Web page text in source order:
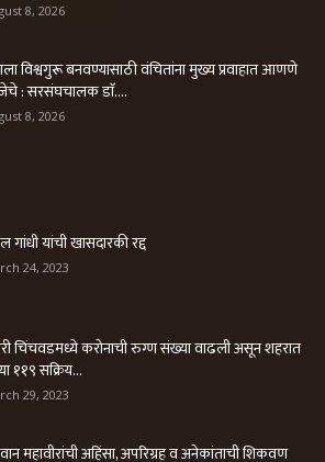
8, 2026
विश्वगुरू बनवण्यासाठी वंचितांना मुख्य प्रवाहात आणणे
: सरसंघचालक डाॅ....
8, 2026
गांधी यांची खासदारकी रद्द
24, 2023
चिंचवडमध्ये करोनाची रुग्ण संख्या वाढली असून शहरात
११९ सक्रिय...
29, 2023
महावीरांची अहिंसा, अपरिग्रह व अनेकांताची शिकवण